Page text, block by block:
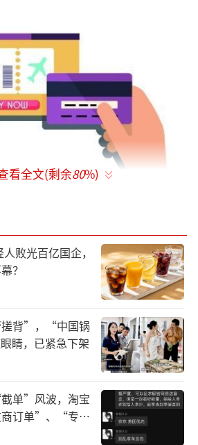
假期出入境旅游“双向开
国家移民管理局通报，今
国边检机关共保障1089.6万
境，日均217.9万人次，较去
3日，达229.7万人次。
民出入境577.8万人次，较去
，港澳台居民出入境400.3万
增长37.1%，外国人出入境1
年同期增长43.1%，入境外
看全文(剩余80%)
败光百亿国企，
？
搓背”，“中国锅
睛，已紧急下架
单”风波，淘宝
订单”、“专挑